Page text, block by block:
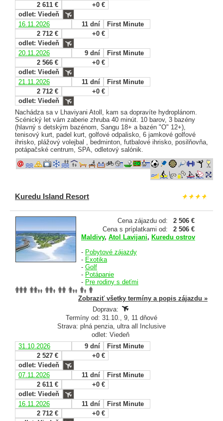
2 611 €
+0 €
odlet: Viedeň
16.11.2026
11 dní
First Minute
2 712 €
+0 €
odlet: Viedeň
20.11.2026
9 dní
First Minute
2 566 €
+0 €
odlet: Viedeň
21.11.2026
11 dní
First Minute
2 712 €
+0 €
odlet: Viedeň
Nachádza sa v Lhaviyani Atoll, kam sa dopravíte hydroplánom.
Scénický let vám zaberie zhruba 40 minút. 10 barov, 3 bazény
(hlavný s detským bazénom, Sangu 18+ a bazén "O" 12+),
tenisový kurt, padel kurt, golfové odpalisko, 6 jamkové golfové
ihrisko, plážový volejbal , bedminton, futbalové ihrisko, posilňovňa,
potápačské centrum, SPA, odletový salónik.
Kuredu Island Resort
Cena zájazdu od:
2 506 €
Cena s príplatkami od:
2 506 €
Maldivy, Atol Lavijani, Kuredu ostrov
- Pobytové zájazdy
- Exotika
- Golf
- Potápanie
- Pre rodiny s deťmi
Zobraziť všetky termíny a popis zájazdu »
Doprava:
Termíny od: 31.10., 9, 11 dňové
Strava: plná penzia, ultra all Inclusive
odlet: Viedeň
31.10.2026
9 dní
First Minute
2 527 €
+0 €
odlet: Viedeň
07.11.2026
11 dní
First Minute
2 611 €
+0 €
odlet: Viedeň
16.11.2026
11 dní
First Minute
2 712 €
+0 €